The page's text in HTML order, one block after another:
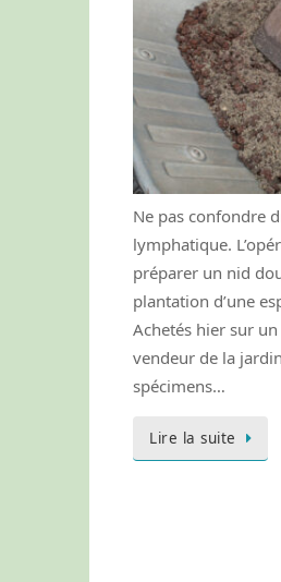
Ne pas confondre
lymphatique.
préparer un nid
plantation d’une
Achetés hier sur
vendeur de la
spécimens…
Lire la suite